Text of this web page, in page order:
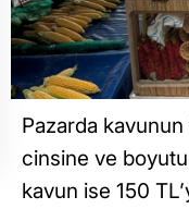
Pazarda kavunun
cinsine ve
kavun ise 150